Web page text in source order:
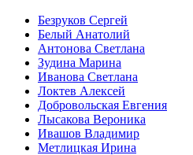
Безруков Сергей
Белый Анатолий
Антонова Светлана
Зудина Марина
Иванова Светлана
Локтев Алексей
Добровольская Евгения
Лысакова Вероника
Ивашов Владимир
Метлицкая Ирина